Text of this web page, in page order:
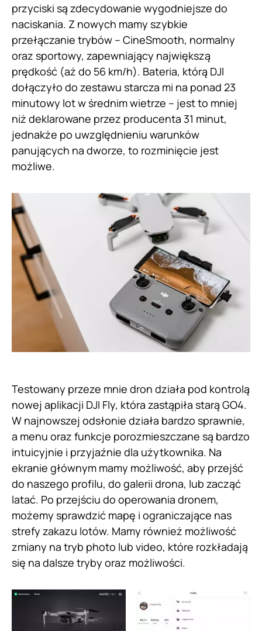
przyciski są zdecydowanie wygodniejsze do
naciskania. Z nowych mamy szybkie
przełączanie trybów – CineSmooth, normalny
oraz sportowy, zapewniający największą
prędkość (aż do 56 km/h). Bateria, którą DJI
dołączyło do zestawu starcza mi na ponad 23
minutowy lot w średnim wietrze – jest to mniej
niż deklarowane przez producenta 31 minut,
jednakże po uwzględnieniu warunków
panujących na dworze, to rozminięcie jest
możliwe.
Testowany przeze mnie dron działa pod kontrolą
nowej aplikacji DJI Fly, która zastąpiła starą GO4.
W najnowszej odsłonie działa bardzo sprawnie,
a menu oraz funkcje porozmieszczane są bardzo
intuicyjnie i przyjaźnie dla użytkownika. Na
ekranie głównym mamy możliwość, aby przejść
do naszego profilu, do galerii drona, lub zacząć
latać. Po przejściu do operowania dronem,
możemy sprawdzić mapę i ograniczające nas
strefy zakazu lotów. Mamy również możliwość
zmiany na tryb photo lub video, które rozkładają
się na dalsze tryby oraz możliwości.